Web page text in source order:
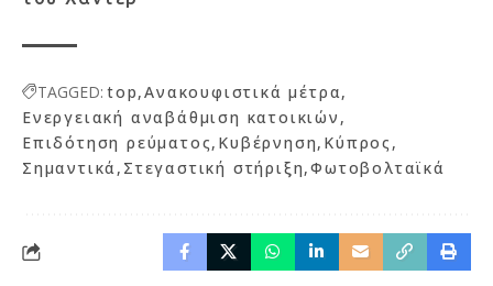
TAGGED: top Ανακουφιστικά μέτρα
Ενεργειακή αναβάθμιση κατοικιών
Επιδότηση ρεύματος Κυβέρνηση Κύπρος
Σημαντικά Στεγαστική στήριξη Φωτοβολταϊκά